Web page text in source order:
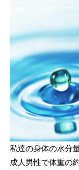
私達の身体の水分
成人男性で体重の